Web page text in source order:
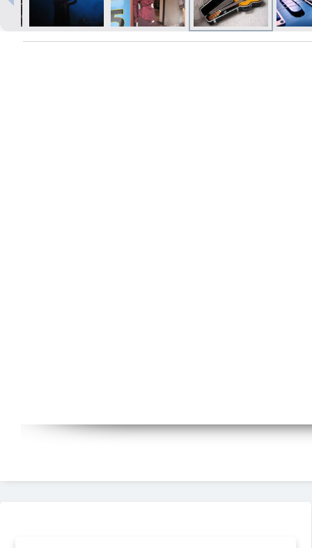
Печать в течение 1 часа в Риге –
закажите онлайн
Различные форматы и виды